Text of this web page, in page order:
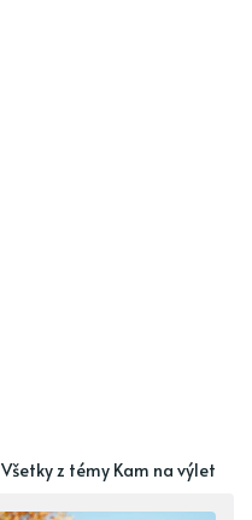
Všetky z témy Kam na výlet